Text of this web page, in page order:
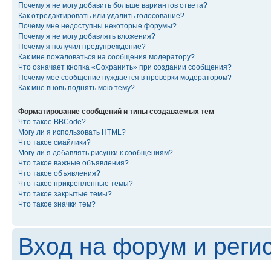
Почему я не могу добавить больше вариантов ответа?
Как отредактировать или удалить голосование?
Почему мне недоступны некоторые форумы?
Почему я не могу добавлять вложения?
Почему я получил предупреждение?
Как мне пожаловаться на сообщения модератору?
Что означает кнопка «Сохранить» при создании сообщения?
Почему мое сообщение нуждается в проверки модератором?
Как мне вновь поднять мою тему?
Форматирование сообщений и типы создаваемых тем
Что такое BBCode?
Могу ли я использовать HTML?
Что такое смайлики?
Могу ли я добавлять рисунки к сообщениям?
Что такое важные объявления?
Что такое объявления?
Что такое прикрепленные темы?
Что такое закрытые темы?
Что такое значки тем?
Вход на форум и